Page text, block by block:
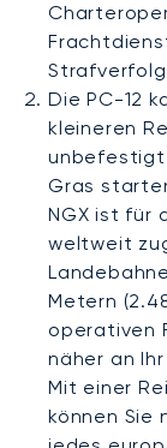
Die PC-12
kleineren
Gras
NGX ist für
weltweit
Metern
operativen
näher an
Mit einer
können Sie